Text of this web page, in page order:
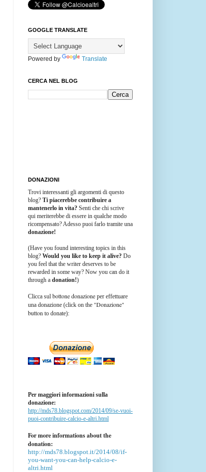
GOOGLE TRANSLATE
Powered by Translate
CERCA NEL BLOG
DONAZIONI
Trovi interessanti gli argomenti di questo
blog? Ti piacerebbe contribuire a
mantenerlo in vita? Senti che chi scrive
qui meriterebbe di essere in qualche modo
ricompensato? Adesso puoi farlo tramite una
donazione!
(Have you found interesting topics in this
blog? Would you like to keep it alive? Do
you feel that the writer deserves to be
rewarded in some way? Now you can do it
through a donation!)
Clicca sul bottone donazione per effettuare
una donazione (click on the "Donazione"
button to donate):
Per maggiori informazioni sulla
donazione:
http://mds78.blogspot.com/2014/09/se-vuoi-
puoi-contribuire-calcio-e-altri.html
For more informations about the
donation:
http://mds78.blogspot.it/2014/08/if-
you-want-you-can-help-calcio-e-
altri.html